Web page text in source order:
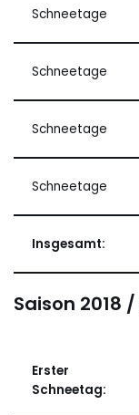
Schneetage
Schneetage
Schneetage
Schneetage
Insgesamt:
Saison 2018 /
Erster
Schneetag: